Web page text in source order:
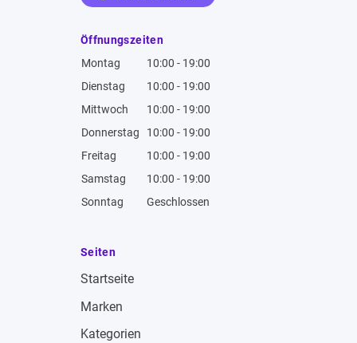
Öffnungszeiten
Montag
10:00 - 19:00
Dienstag
10:00 - 19:00
Mittwoch
10:00 - 19:00
Donnerstag
10:00 - 19:00
Freitag
10:00 - 19:00
Samstag
10:00 - 19:00
Sonntag
Geschlossen
Seiten
Startseite
Marken
Kategorien